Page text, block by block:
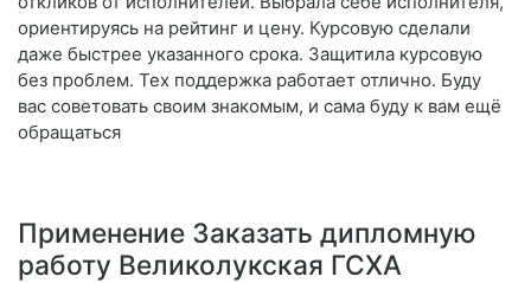
ориентируясь на рейтинг и цену. Курсовую сделали
даже быстрее указанного срока. Защитила курсовую
без проблем. Тех поддержка работает отлично. Буду
вас советовать своим знакомым, и сама буду к вам ещё
обращаться
Применение Заказать дипломную
работу Великолукская ГСХА